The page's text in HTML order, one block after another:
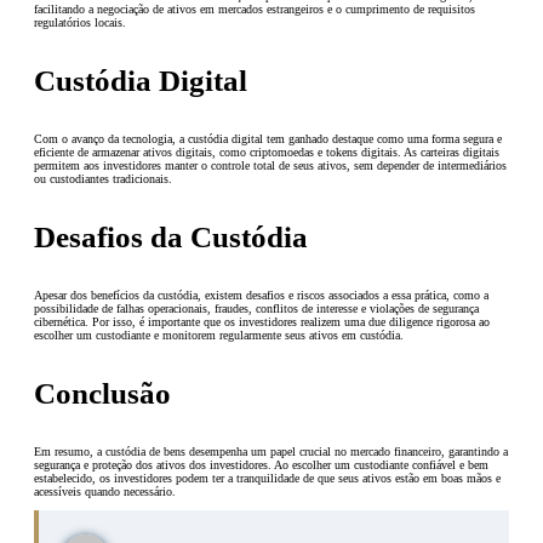
facilitando a negociação de ativos em mercados estrangeiros e o cumprimento de requisitos
regulatórios locais.
Custódia Digital
Com o avanço da tecnologia, a custódia digital tem ganhado destaque como uma forma segura e
eficiente de armazenar ativos digitais, como criptomoedas e tokens digitais. As carteiras digitais
permitem aos investidores manter o controle total de seus ativos, sem depender de intermediários
ou custodiantes tradicionais.
Desafios da Custódia
Apesar dos benefícios da custódia, existem desafios e riscos associados a essa prática, como a
possibilidade de falhas operacionais, fraudes, conflitos de interesse e violações de segurança
cibernética. Por isso, é importante que os investidores realizem uma due diligence rigorosa ao
escolher um custodiante e monitorem regularmente seus ativos em custódia.
Conclusão
Em resumo, a custódia de bens desempenha um papel crucial no mercado financeiro, garantindo a
segurança e proteção dos ativos dos investidores. Ao escolher um custodiante confiável e bem
estabelecido, os investidores podem ter a tranquilidade de que seus ativos estão em boas mãos e
acessíveis quando necessário.